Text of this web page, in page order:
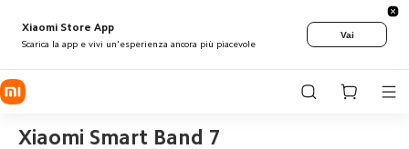
Xiaomi Store App
Scarica la app e vivi un'esperienza ancora più piacevole
Vai
Xiaomi Smart Band 7